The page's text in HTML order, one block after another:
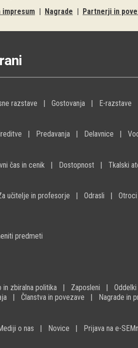
impresum | Nagrade | Partnerji in
razstave Gostovanja E-razstave
Predavanja Delavnice
čas in cenik Dostopnost Tkalski
učitelje in profesorje Odrasli
predmeti
in zbiralna politika Zaposleni Oddelki
Članstva in povezave Nagrade in
o nas Novice Prijava na e-